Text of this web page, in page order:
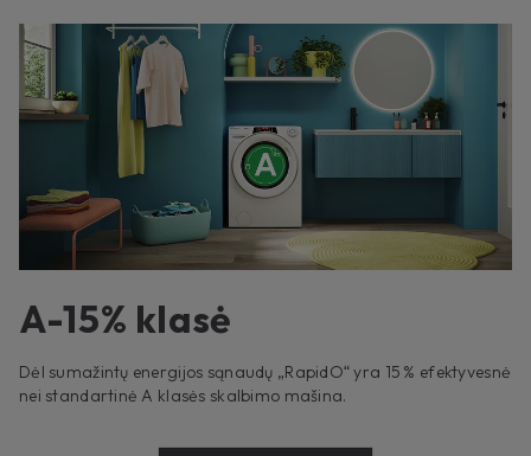
A-15% klasė
Dėl sumažintų energijos sąnaudų „RapidO“ yra 15 % efektyvesnė
nei standartinė A klasės skalbimo mašina.